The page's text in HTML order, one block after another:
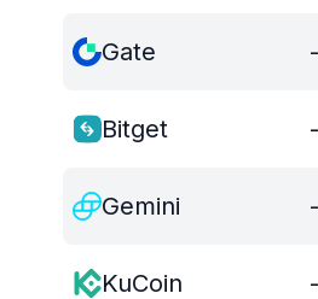
Gate -
Bitget -
Gemini -
KuCoin -